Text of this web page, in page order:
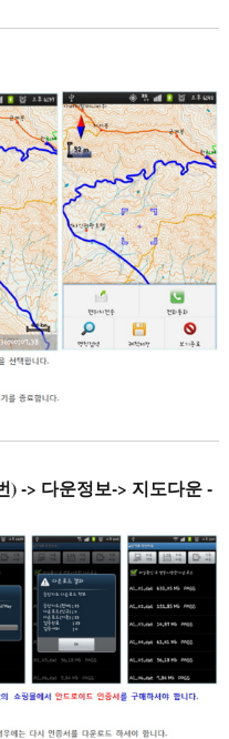
) -> 다운정보-> 지도다운 -